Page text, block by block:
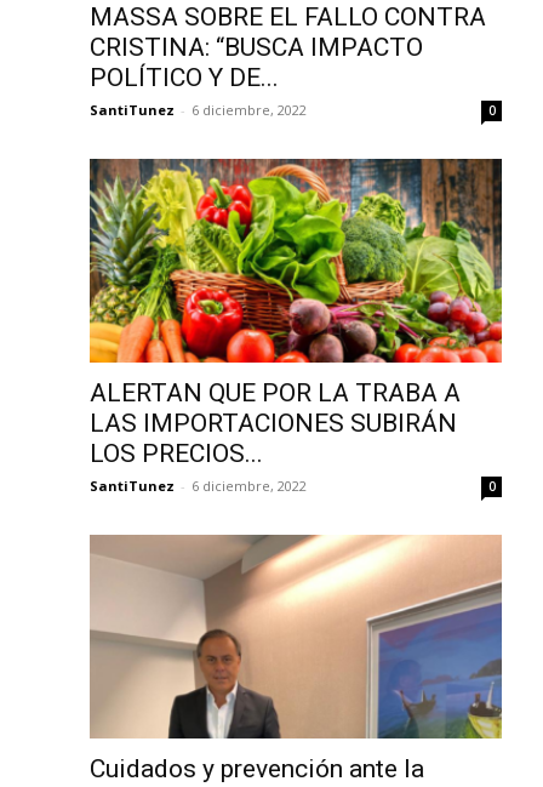
MASSA SOBRE EL FALLO CONTRA
CRISTINA: “BUSCA IMPACTO
POLÍTICO Y DE...
SantiTunez - 6 diciembre, 2022 0
ALERTAN QUE POR LA TRABA A
LAS IMPORTACIONES SUBIRÁN
LOS PRECIOS...
SantiTunez - 6 diciembre, 2022 0
Cuidados y prevención ante la